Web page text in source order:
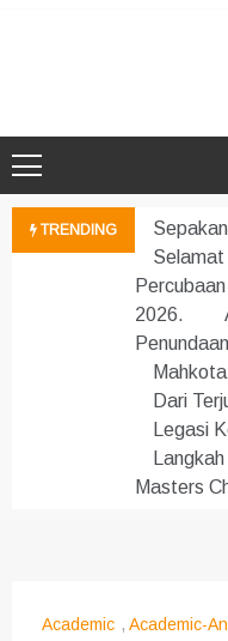
TRENDING
Selamat
2026.
Dari
Legasi
Masters
Academic , Academic-